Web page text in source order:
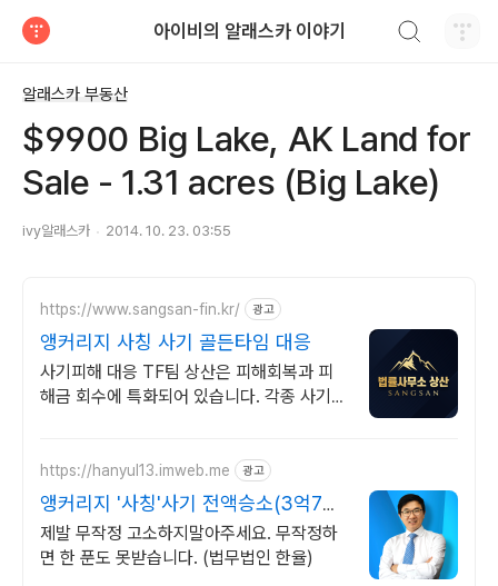
아이비의 알래스카 이야기
알래스카 부동산
$9900 Big Lake, AK Land for
Sale - 1.31 acres (Big Lake)
ivy알래스카 2014. 10. 23. 03:55
https://www.sangsan-fin.kr/ 광고
앵커리지 사칭 사기 골든타임 대응
사기피해 대응 TF팀 상산은 피해회복과 피
해금 회수에 특화되어 있습니다. 각종 사기
https://hanyul13.imweb.me 광고
앵커리지 '사칭'사기 전액승소(3억7천)
사례보유
제발 무작정 고소하지말아주세요. 무작정하
면 한 푼도 못받습니다. (법무법인 한율)